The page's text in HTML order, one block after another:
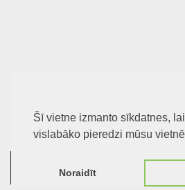
Šī vietne izmanto sīkdatnes,
vislabāko pieredzi mūsu
Noraidīt